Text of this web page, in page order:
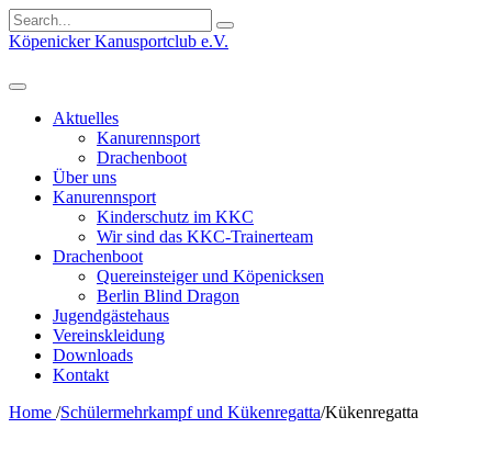
Search
for:
Köpenicker Kanusportclub e.V.
Aktuelles
Kanurennsport
Drachenboot
Über uns
Kanurennsport
Kinderschutz im KKC
Wir sind das KKC-Trainerteam
Drachenboot
Quereinsteiger und Köpenicksen
Berlin Blind Dragon
Jugendgästehaus
Vereinskleidung
Downloads
Kontakt
Home /Schülermehrkampf und Kükenregatta/Kükenregatta